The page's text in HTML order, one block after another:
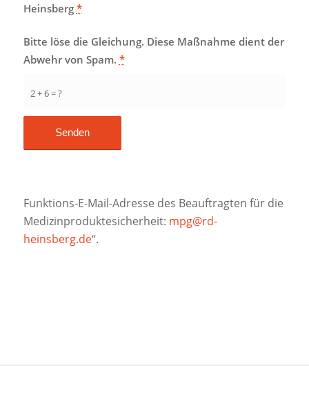
Heinsberg *
2 + 6 = ?
Bitte löse die Gleichung. Diese Maßnahme dient der
Abwehr von Spam. *
Funktions-E-Mail-Adresse des Beauftragten für die
Medizinproduktesicherheit: mpg@rd-
heinsberg.de“.